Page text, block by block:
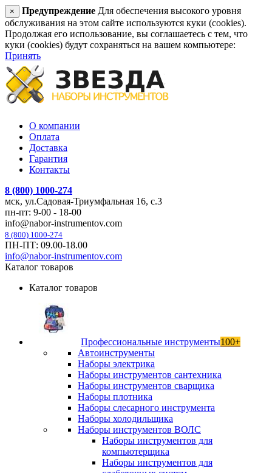
× Предупреждение Для обеспечения высокого уровня
обслуживания на этом сайте используются куки (cookies).
Продолжая его использование, вы соглашаетесь с тем, что
куки (cookies) будут сохраняться на вашем компьютере:
Принять
О компании
Оплата
Доставка
Гарантия
Контакты
8 (800) 1000-274
мск, ул.Садовая-Триумфальная 16, с.3
пн-пт: 9-00 - 18-00
info@nabor-instrumentov.com
8 (800) 1000-274
ПН-ПТ: 09.00-18.00
info@nabor-instrumentov.com
Каталог товаров
Каталог товаров
Профессиональные инструменты100+
Автоинструменты
Наборы электрика
Наборы инструментов сантехника
Наборы инструментов сварщика
Наборы плотника
Наборы слесарного инструмента
Наборы холодильщика
Наборы инструментов ВОЛС
Наборы инструментов для
компьютерщика
Наборы инструментов для